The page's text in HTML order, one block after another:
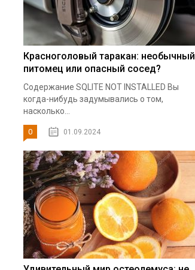
Красноголовый таракан: необычный
питомец или опасный сосед?
Содержание SQLITE NOT INSTALLED Вы
когда-нибудь задумывались о том,
насколько...
0 01.09.2024